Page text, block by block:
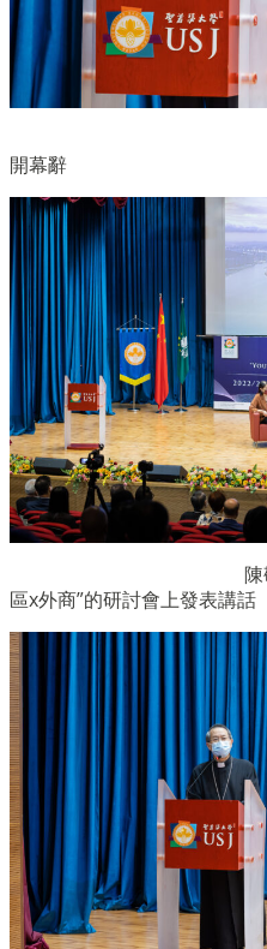
副校長巴
開幕辭
陳敬紅女士就
區x外商”的研討會上發表講話